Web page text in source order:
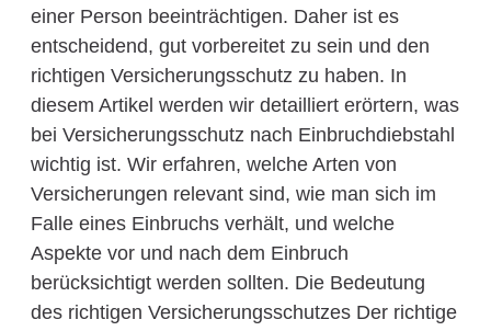
einer Person beeinträchtigen. Daher ist es
entscheidend, gut vorbereitet zu sein und den
richtigen Versicherungsschutz zu haben. In
diesem Artikel werden wir detailliert erörtern, was
bei Versicherungsschutz nach Einbruchdiebstahl
wichtig ist. Wir erfahren, welche Arten von
Versicherungen relevant sind, wie man sich im
Falle eines Einbruchs verhält, und welche
Aspekte vor und nach dem Einbruch
berücksichtigt werden sollten. Die Bedeutung
des richtigen Versicherungsschutzes Der richtige